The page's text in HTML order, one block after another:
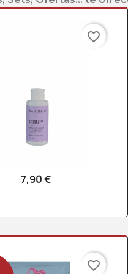
Vista rápida
7,90 €
favorite_border
favorite_border